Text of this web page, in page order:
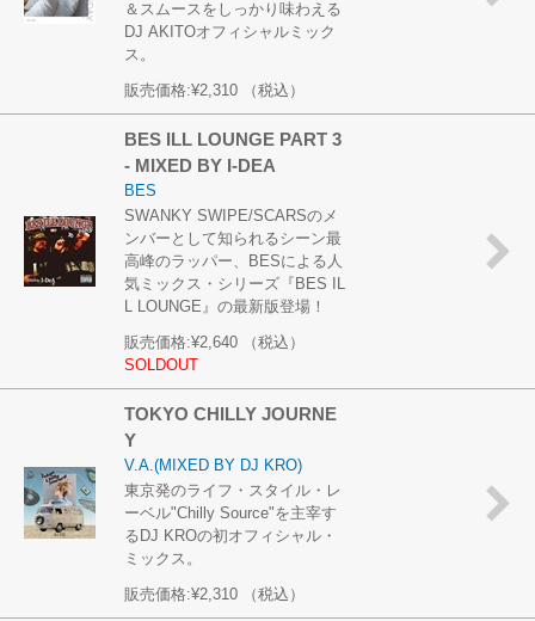
＆スムースをしっかり味わえる
DJ AKITOオフィシャルミック
ス。
販売価格:¥2,310 （税込）
BES ILL LOUNGE PART 3
- MIXED BY I-DEA
BES
SWANKY SWIPE/SCARSのメ
ンバーとして知られるシーン最
高峰のラッパー、BESによる人
気ミックス・シリーズ『BES IL
L LOUNGE』の最新版登場！
販売価格:¥2,640
（税込）
SOLDOUT
TOKYO CHILLY JOURNE
Y
V.A.(MIXED BY DJ KRO)
東京発のライフ・スタイル・レ
ーベル"Chilly Source"を主宰す
るDJ KROの初オフィシャル・
ミックス。
販売価格:¥2,310 （税込）